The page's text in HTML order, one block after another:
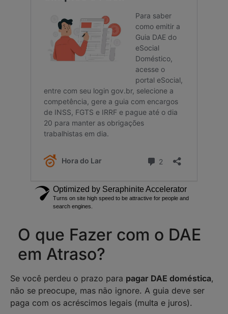
O que Fazer com o DAE
em Atraso?
Se você perdeu o prazo para pagar DAE doméstica,
não se preocupe, mas não ignore. A guia deve ser
paga com os acréscimos legais (multa e juros).